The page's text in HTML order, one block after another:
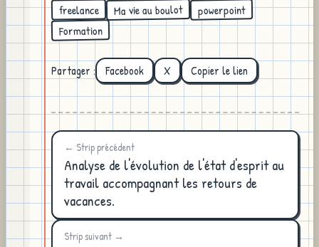
freelance Ma vie au boulot powerpoint
Formation
Partager : Facebook X Copier le lien
← Strip précédent
Analyse de l'évolution de l'état d'esprit au
travail accompagnant les retours de
vacances.
Strip suivant →